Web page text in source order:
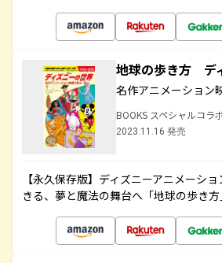
地球の歩き方 デ
名作アニメーション
BOOKS スペシャルコラ
2023.11.16 発売
【永久保存版】ディズニーアニメーシ
きる、夢と魔法の舞台へ「地球の歩き方